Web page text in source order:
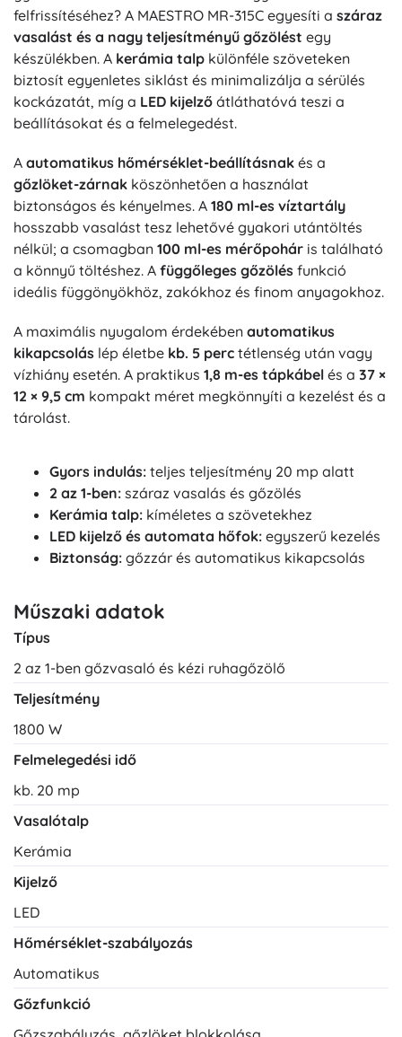
felfrissítéséhez? A MAESTRO MR-315C egyesíti a száraz
vasalást és a nagy teljesítményű gőzölést egy
készülékben. A kerámia talp különféle szöveteken
biztosít egyenletes siklást és minimalizálja a sérülés
kockázatát, míg a LED kijelző átláthatóvá teszi a
beállításokat és a felmelegedést.
A automatikus hőmérséklet-beállításnak és a
gőzlöket-zárnak köszönhetően a használat
biztonságos és kényelmes. A 180 ml-es víztartály
hosszabb vasalást tesz lehetővé gyakori utántöltés
nélkül; a csomagban 100 ml-es mérőpohár is található
a könnyű töltéshez. A függőleges gőzölés funkció
ideális függönyökhöz, zakókhoz és finom anyagokhoz.
A maximális nyugalom érdekében automatikus
kikapcsolás lép életbe kb. 5 perc tétlenség után vagy
vízhiány esetén. A praktikus 1,8 m-es tápkábel és a 37 ×
12 × 9,5 cm kompakt méret megkönnyíti a kezelést és a
tárolást.
Gyors indulás: teljes teljesítmény 20 mp alatt
2 az 1-ben: száraz vasalás és gőzölés
Kerámia talp: kíméletes a szövetekhez
LED kijelző és automata hőfok: egyszerű kezelés
Biztonság: gőzzár és automatikus kikapcsolás
Műszaki adatok
Típus
2 az 1-ben gőzvasaló és kézi ruhagőzölő
Teljesítmény
1800 W
Felmelegedési idő
kb. 20 mp
Vasalótalp
Kerámia
Kijelző
LED
Hőmérséklet-szabályozás
Automatikus
Gőzfunkció